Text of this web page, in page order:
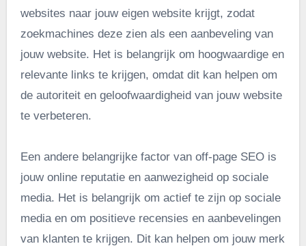
websites naar jouw eigen website krijgt, zodat
zoekmachines deze zien als een aanbeveling van
jouw website. Het is belangrijk om hoogwaardige en
relevante links te krijgen, omdat dit kan helpen om
de autoriteit en geloofwaardigheid van jouw website
te verbeteren.
Een andere belangrijke factor van off-page SEO is
jouw online reputatie en aanwezigheid op sociale
media. Het is belangrijk om actief te zijn op sociale
media en om positieve recensies en aanbevelingen
van klanten te krijgen. Dit kan helpen om jouw merk